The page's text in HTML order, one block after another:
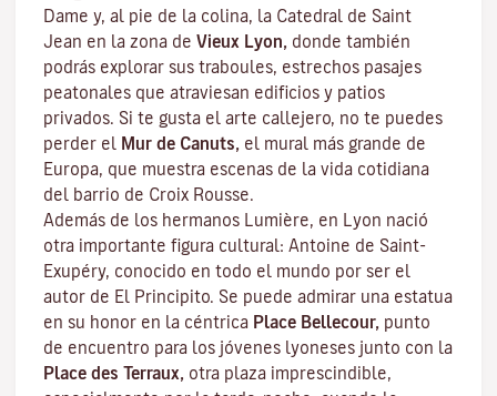
Dame y, al pie de la colina, la Catedral de Saint
Jean en la zona de Vieux Lyon, donde también
podrás explorar sus traboules, estrechos pasajes
peatonales que atraviesan edificios y patios
privados. Si te gusta el arte callejero, no te puedes
perder el Mur de Canuts, el mural más grande de
Europa, que muestra escenas de la vida cotidiana
del barrio de Croix Rousse.
Además de los hermanos Lumière, en Lyon nació
otra importante figura cultural: Antoine de Saint-
Exupéry, conocido en todo el mundo por ser el
autor de El Principito. Se puede admirar una estatua
en su honor en la céntrica Place Bellecour, punto
de encuentro para los jóvenes lyoneses junto con la
Place des Terraux, otra plaza imprescindible,